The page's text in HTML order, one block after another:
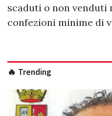
scaduti o non venduti
confezioni minime di
🔥 Trending